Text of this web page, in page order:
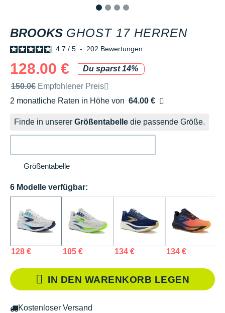
BROOKS GHOST 17 HERREN
4.7 / 5 - 202 Bewertungen
128.00 €
Du sparst 14%
Unverbindliche Preisempfehlung der Marke
150.0€ Empfohlener Preis
2 monatliche Raten in Höhe von 64.00 €
Ohne Zusatzkosten
Finde in unserer Größentabelle die passende Größe.
Größentabelle
6 Modelle verfügbar:
128 € 105 € 134 € 134 €
IN DEN WARENKORB LEGEN
Kostenloser Versand